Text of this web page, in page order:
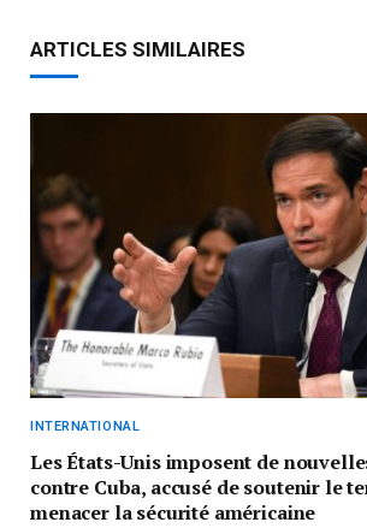
ARTICLES SIMILAIRES
INTERNATIONAL
Les États-Unis imposent de
contre Cuba, accusé de soutenir le
menacer la sécurité américaine